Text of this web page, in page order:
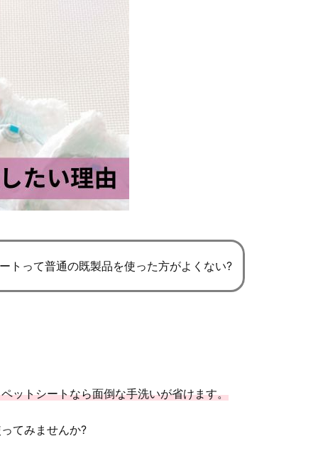
トって普通の既製品を使った方がよくない?
ットシートなら面倒な手洗いが省けます。
てみませんか?